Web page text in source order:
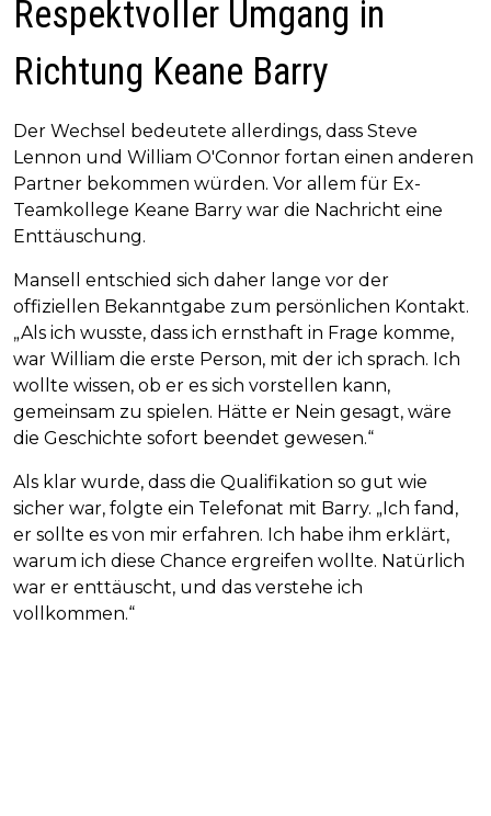
Respektvoller Umgang in
Richtung Keane Barry
Der Wechsel bedeutete allerdings, dass Steve
Lennon und William O'Connor fortan einen anderen
Partner bekommen würden. Vor allem für Ex-
Teamkollege Keane Barry war die Nachricht eine
Enttäuschung.
Mansell entschied sich daher lange vor der
offiziellen Bekanntgabe zum persönlichen Kontakt.
„Als ich wusste, dass ich ernsthaft in Frage komme,
war William die erste Person, mit der ich sprach. Ich
wollte wissen, ob er es sich vorstellen kann,
gemeinsam zu spielen. Hätte er Nein gesagt, wäre
die Geschichte sofort beendet gewesen.“
Als klar wurde, dass die Qualifikation so gut wie
sicher war, folgte ein Telefonat mit Barry. „Ich fand,
er sollte es von mir erfahren. Ich habe ihm erklärt,
warum ich diese Chance ergreifen wollte. Natürlich
war er enttäuscht, und das verstehe ich
vollkommen.“